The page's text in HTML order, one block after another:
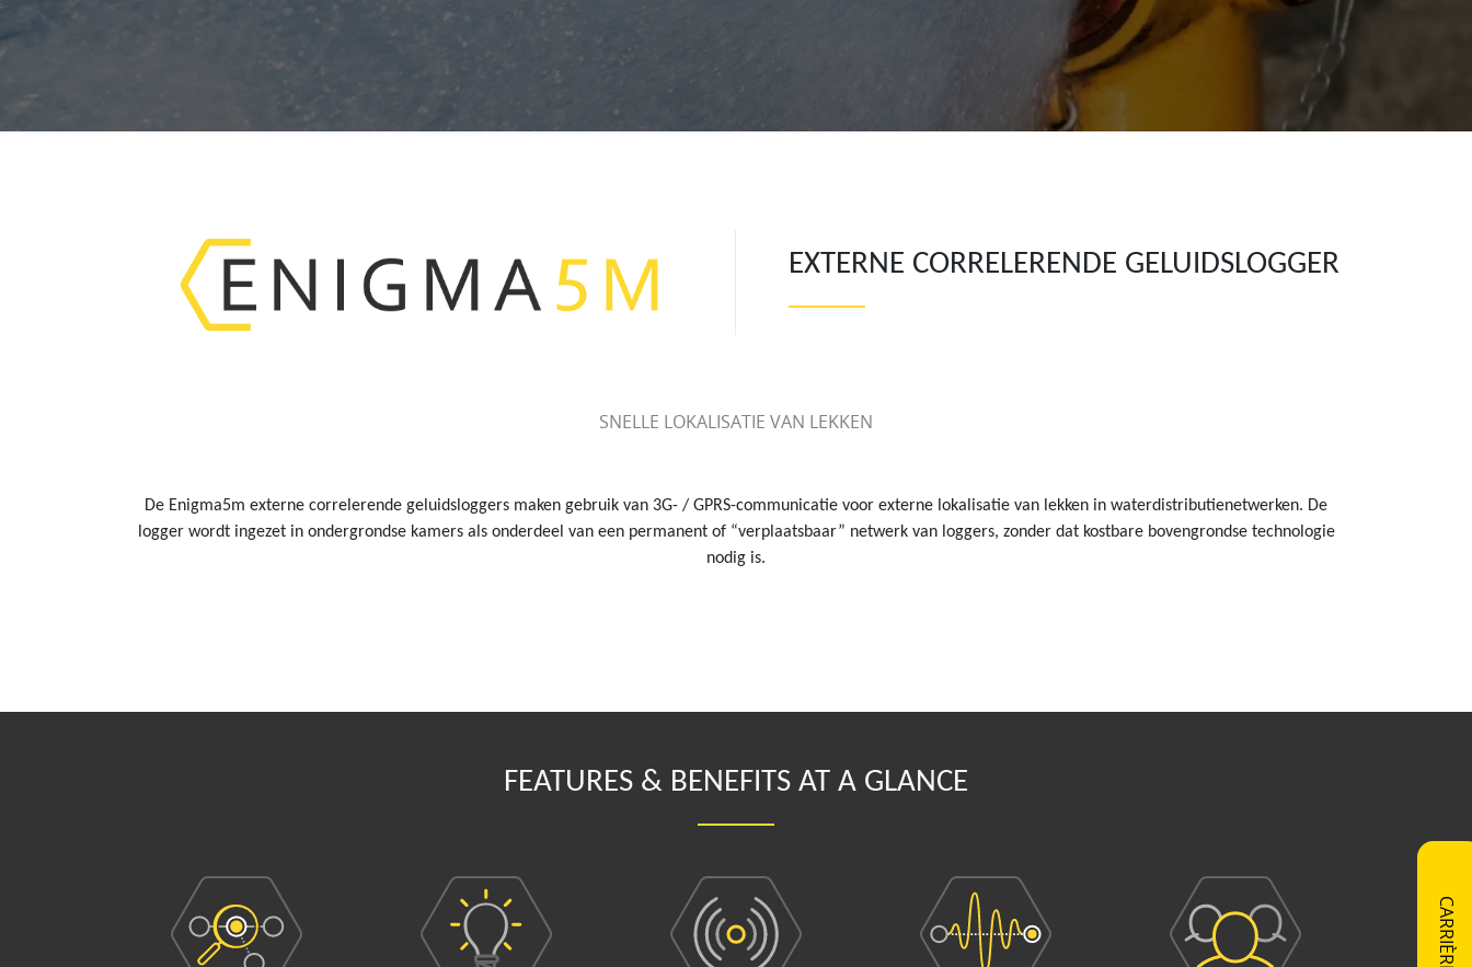
EXTERNE CORRELERENDE GELUIDSLOGGER
SNELLE LOKALISATIE VAN LEKKEN
De Enigma5m externe correlerende geluidsloggers maken gebruik van 3G- / GPRS-communicatie voor externe lokalisatie van lekken in waterdistributienetwerken. De
logger wordt ingezet in ondergrondse kamers als onderdeel van een permanent of “verplaatsbaar” netwerk van loggers, zonder dat kostbare bovengrondse technologie
nodig is.
FEATURES & BENEFITS AT A GLANCE
CARRIÈRES